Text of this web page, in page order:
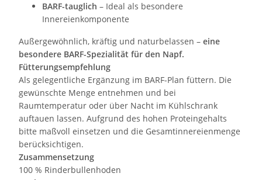
BARF-tauglich – Ideal als besondere
Innereienkomponente
Außergewöhnlich, kräftig und naturbelassen – eine
besondere BARF-Spezialität für den Napf.
Fütterungsempfehlung
Als gelegentliche Ergänzung im BARF-Plan füttern. Die
gewünschte Menge entnehmen und bei
Raumtemperatur oder über Nacht im Kühlschrank
auftauen lassen. Aufgrund des hohen Proteingehalts
bitte maßvoll einsetzen und die Gesamtinnereienmenge
berücksichtigen.
Zusammensetzung
100 % Rinderbullenhoden